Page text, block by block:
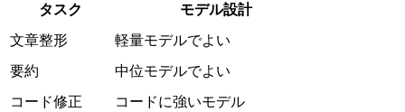
タスク
モデル設計
文章整形
軽量モデルでよい
要約
中位モデルでよい
コード修正
コードに強いモデル